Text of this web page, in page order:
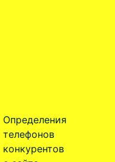
Определения
телефонов
конкурентов